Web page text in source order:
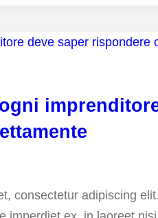
consectetur adipiscing